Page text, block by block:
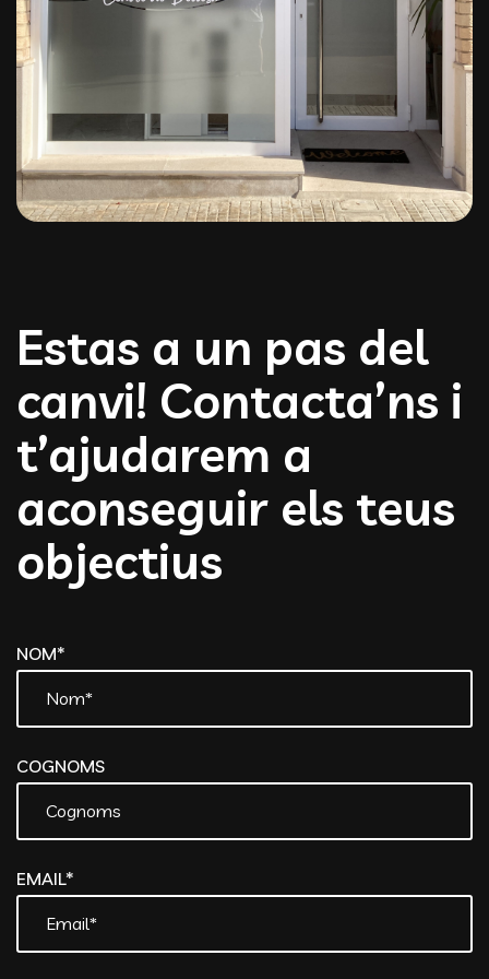
Estas a un pas del
canvi! Contacta’ns i
t’ajudarem a
aconseguir els teus
objectius
NOM*
COGNOMS
EMAIL*